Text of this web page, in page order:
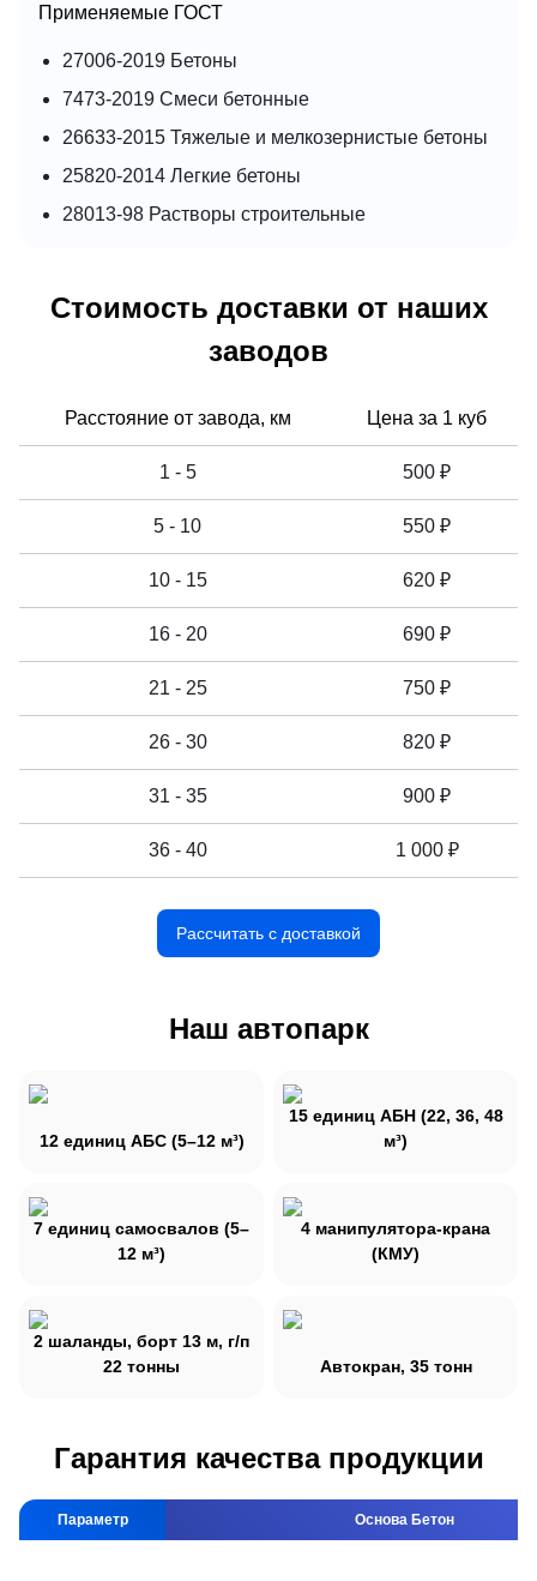
Применяемые ГОСТ
27006-2019 Бетоны
7473-2019 Смеси бетонные
26633-2015 Тяжелые и мелкозернистые бетоны
25820-2014 Легкие бетоны
28013-98 Растворы строительные
Стоимость доставки от наших
заводов
Расстояние от завода, км Цена за 1 куб
1 - 5 500 ₽
5 - 10 550 ₽
10 - 15 620 ₽
16 - 20 690 ₽
21 - 25 750 ₽
26 - 30 820 ₽
31 - 35 900 ₽
36 - 40 1 000 ₽
Рассчитать с доставкой
Наш автопарк
12 единиц АБС (5–12 м³)
15 единиц АБН (22, 36, 48
м³)
7 единиц самосвалов (5–
12 м³)
4 манипулятора-крана
(КМУ)
2 шаланды, борт 13 м, г/п
22 тонны
Автокран, 35 тонн
Гарантия качества продукции
Параметр Основа Бетон